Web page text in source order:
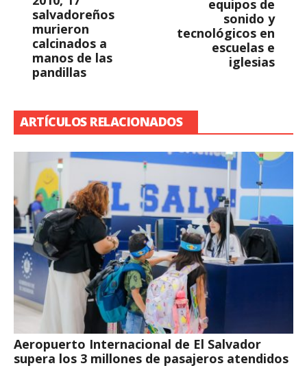
salvadoreños
murieron
calcinados a
manos de las
pandillas
equipos de
sonido y
tecnológicos en
escuelas e
iglesias
ARTÍCULOS RELACIONADOS
Aeropuerto Internacional de El Salvador
supera los 3 millones de pasajeros atendidos